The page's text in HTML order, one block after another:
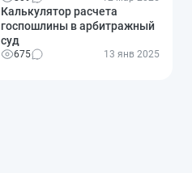
Калькулятор расчета
госпошлины в арбитражный
суд
675 13 янв 2025